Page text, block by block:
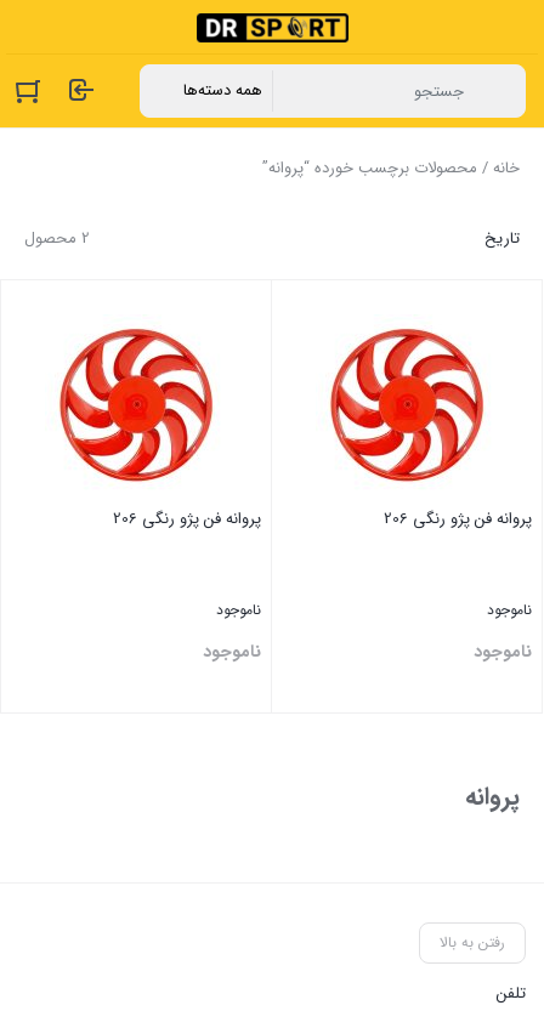
خانه/ محصولات برچسب خورده “پروانه”
2 محصول تاریخ
پروانه فن پژو رنگی 206
ناموجود
ناموجود
پروانه فن پژو رنگی 206
ناموجود
ناموجود
پروانه
رفتن به بالا
تلفن